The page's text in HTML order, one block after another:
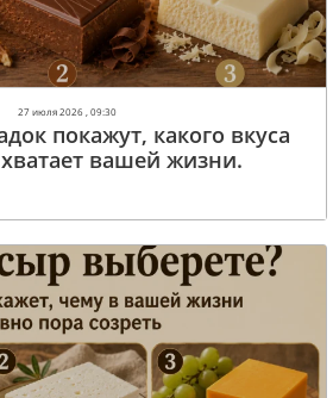
27 июля 2026 , 09:30
покажут, какого вкуса
вашей жизни.